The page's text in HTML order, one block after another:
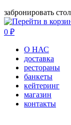
забронировать стол
0 ₽
О НАС
доставка
рестораны
банкеты
кейтеринг
магазин
контакты